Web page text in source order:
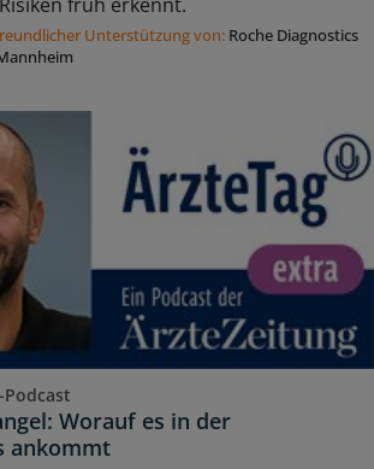
Unterstützung von: Roche Diagnostics
Podcast
Worauf es in der
ankommt